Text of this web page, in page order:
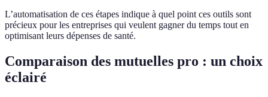
L’automatisation de ces étapes indique à quel point ces outils sont
précieux pour les entreprises qui veulent gagner du temps tout en
optimisant leurs dépenses de santé.
Comparaison des mutuelles pro : un choix
éclairé